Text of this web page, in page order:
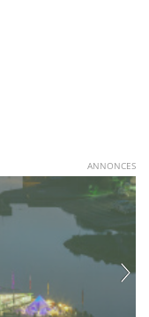
ANNONCES